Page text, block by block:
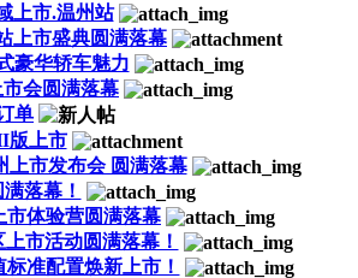
上市.温州站
上市盛典圆满落幕
豪华轿车魅力
会圆满落幕
单
版上市
上市发布会 圆满落幕
落幕！
市体验营圆满落幕
市活动圆满落幕！
准配置焕新上市！